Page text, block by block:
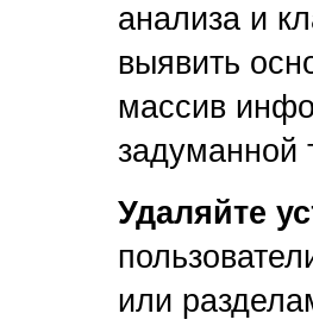
анализа и
выявить
массив
задуманной
Удаляйте
или